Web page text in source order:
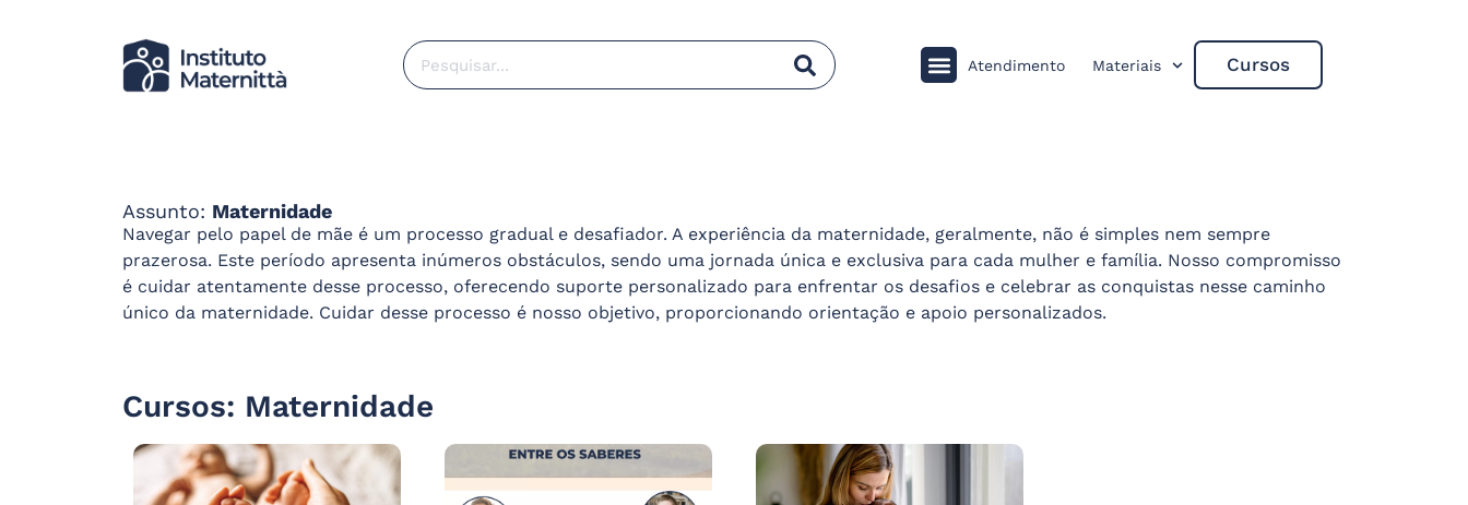
Atendimento Materiais Cursos
Assunto: Maternidade
Navegar pelo papel de mãe é um processo gradual e desafiador. A experiência da maternidade, geralmente, não é simples nem sempre
prazerosa. Este período apresenta inúmeros obstáculos, sendo uma jornada única e exclusiva para cada mulher e família. Nosso compromisso
é cuidar atentamente desse processo, oferecendo suporte personalizado para enfrentar os desafios e celebrar as conquistas nesse caminho
único da maternidade. Cuidar desse processo é nosso objetivo, proporcionando orientação e apoio personalizados.
Cursos: Maternidade